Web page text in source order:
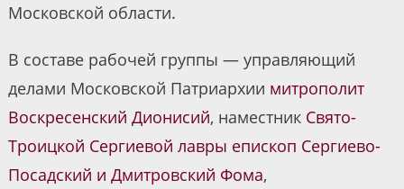
Московской области.
В составе рабочей группы — управляющий
делами Московской Патриархии митрополит
Воскресенский Дионисий, наместник Свято-
Троицкой Сергиевой лавры епископ Сергиево-
Посадский и Дмитровский Фома,